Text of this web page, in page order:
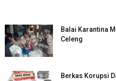
Balai Karantina
Celeng
Berkas Korupsi